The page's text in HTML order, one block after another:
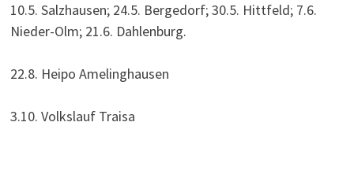
10.5. Salzhausen; 24.5. Bergedorf; 30.5. Hittfeld; 7.6.
Nieder-Olm; 21.6. Dahlenburg.
22.8. Heipo Amelinghausen
3.10. Volkslauf Traisa